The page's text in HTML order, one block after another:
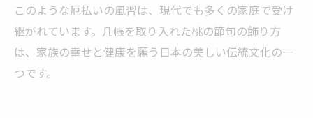
このような厄払いの風習は、現代でも多くの家庭で受け
継がれています。几帳を取り入れた桃の節句の飾り方
は、家族の幸せと健康を願う日本の美しい伝統文化の一
つです。